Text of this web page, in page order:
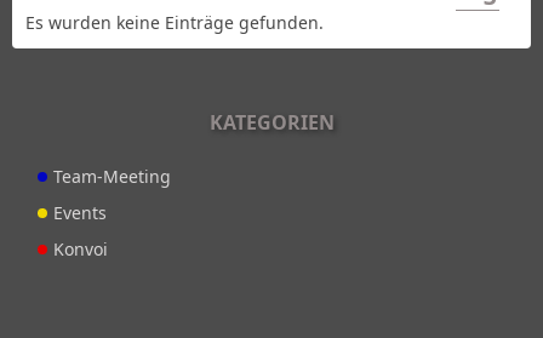
Es wurden keine Einträge gefunden.
KATEGORIEN
Team-Meeting
Events
Konvoi